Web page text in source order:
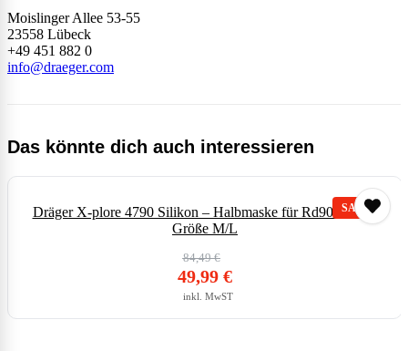
Moislinger Allee 53-55
23558 Lübeck
+49 451 882 0
info@draeger.com
Das könnte dich auch interessieren
Dräger X-plore 4790 Silikon – Halbmaske für Rd90 Filter –
Größe M/L
84,49€
Ursprünglicher
war:
84,49 €71,00 €
49,99 €
Aktueller
inkl. MwST